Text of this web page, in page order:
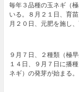
毎年３品種の玉ネギ（
いる。８月２１日、育
月２０日、元肥を施し、
９月７日、２種類（極
１４日、９月７日に播
ネギ）の発芽が始まる。